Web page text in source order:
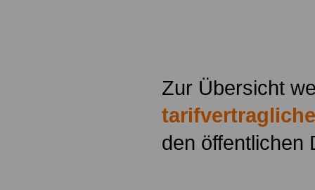
Zur Übersicht
den öffentlichen